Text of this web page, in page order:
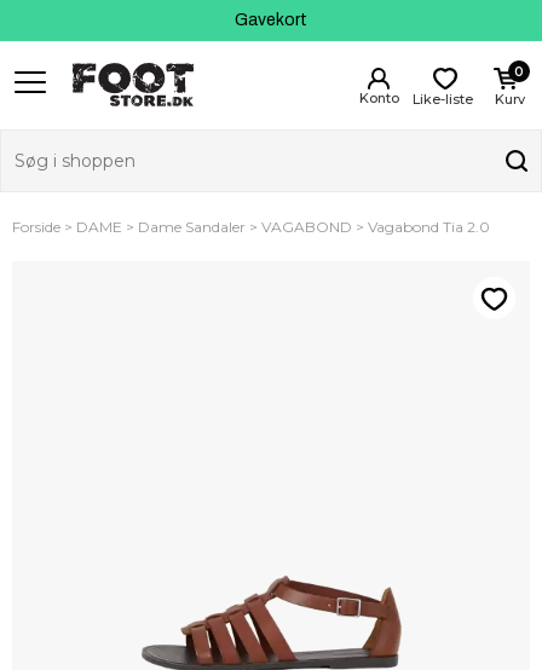
Gavekort
Kundeservice
Kurv
0
Like-liste
Forside DAME Dame Sandaler VAGABOND Vagabond Tia 2.0